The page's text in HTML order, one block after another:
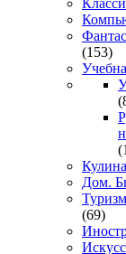
(153)
Дом.
(69)